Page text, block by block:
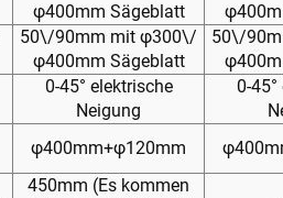
φ400mm Sägeblatt
50\/90mm mit φ300\/
φ400mm Sägeblatt
50\/
0-45° elektrische
Neigung
0-
φ400mm+φ120mm
450mm (Es kommen